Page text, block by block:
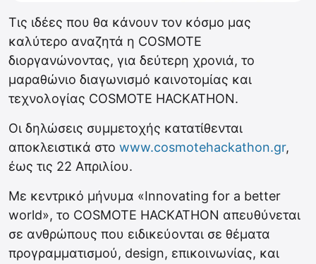
Τις ιδέες που θα κάνουν τον κόσμο μας
καλύτερο αναζητά η COSMOTE
διοργανώνοντας, για δεύτερη χρονιά, το
μαραθώνιο διαγωνισμό καινοτομίας και
τεχνολογίας COSMOTE HACKATHON.
Οι δηλώσεις συμμετοχής κατατίθενται
αποκλειστικά στο www.cosmotehackathon.gr,
έως τις 22 Απριλίου.
Με κεντρικό μήνυμα «Innovating for a better
world», το COSMOTE HACKATHON απευθύνεται
σε ανθρώπους που ειδικεύονται σε θέματα
προγραμματισμού, design, επικοινωνίας, και